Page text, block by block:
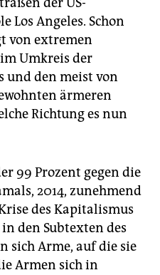
Los Angeles. Schon
von extremen
Umkreis der
und den meist von
ärmeren
Richtung es nun
99 Prozent gegen die
2014, zunehmend
des Kapitalismus
den Subtexten des
sich Arme, auf die sie
Armen sich in